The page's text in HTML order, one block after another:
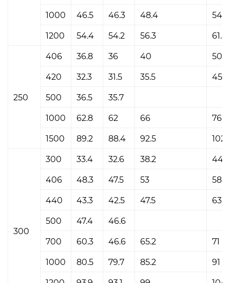
1000
46.5 46.3 48.4
54
1200
54.4 54.2 56.3 61.5
250
406 36.8 36 40
50.1
420
32.3 31.5 35.5
45.5
500
36.5
35.7
1000
62.8 62 66
76.1
1500
89.2 88.4 92.5
300
300 33.4 32.6 38.2
44
406
48.3 47.5 53
58.5
440
43.3 42.5 47.5
63
500
47.4
46.6
700
60.3 46.6 65.2
71
1000
80.5 79.7 85.2
91